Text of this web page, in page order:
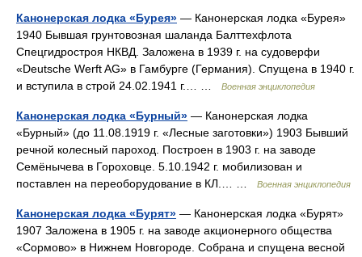
Канонерская лодка «Бурея» — Канонерская лодка «Бурея»
1940 Бывшая грунтовозная шаланда Балттехфлота
Спецгидростроя НКВД. Заложена в 1939 г. на судоверфи
«Deutsche Werft AG» в Гамбурге (Германия). Спущена в 1940 г.
и вступила в строй 24.02.1941 г.… …
Военная энциклопедия
Канонерская лодка «Бурный» — Канонерская лодка
«Бурный» (до 11.08.1919 г. «Лесные заготовки») 1903 Бывший
речной колесный пароход. Построен в 1903 г. на заводе
Семёнычева в Гороховце. 5.10.1942 г. мобилизован и
поставлен на переоборудование в КЛ.… …
Военная энциклопедия
Канонерская лодка «Бурят» — Канонерская лодка «Бурят»
1907 Заложена в 1905 г. на заводе акционерного общества
«Сормово» в Нижнем Новгороде. Собрана и спущена весной